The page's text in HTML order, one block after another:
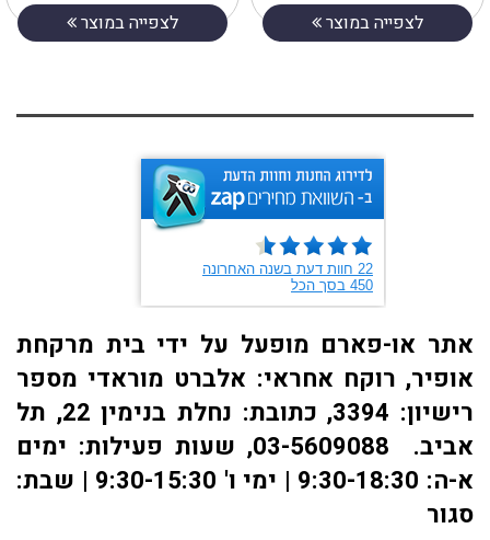
לצפייה במוצר לצפייה במוצר
אתר או-פארם מופעל על ידי בית מרקחת
אופיר, רוקח אחראי: אלברט מוראדי מספר
רישיון: 3394, כתובת: ​נחלת בנימין 22, תל
אביב. 03-5609088, שעות פעילות: ימים
א-ה: 9:30-18:30 | ימי ו' 9:30-15:30 | שבת:
סגור